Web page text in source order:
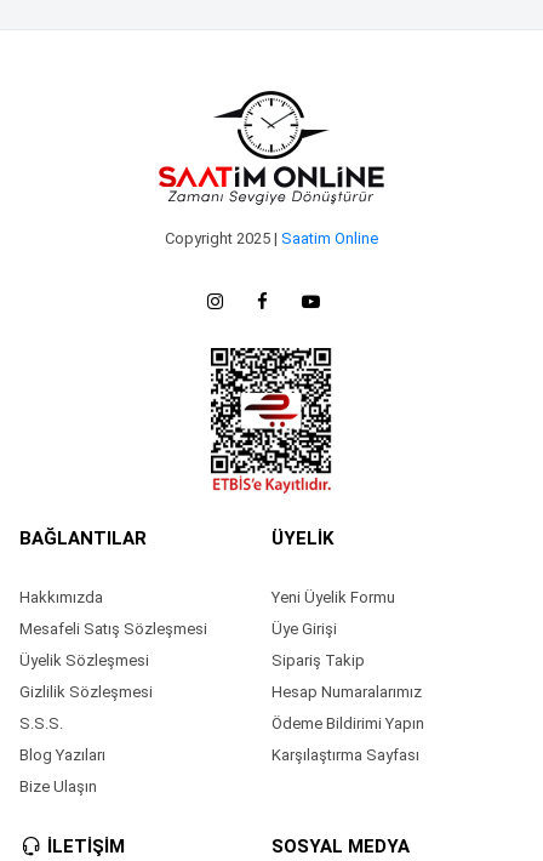
Copyright 2025 | Saatim Online
BAĞLANTILAR
Hakkımızda
Mesafeli Satış Sözleşmesi
Üyelik Sözleşmesi
Gizlilik Sözleşmesi
S.S.S.
Blog Yazıları
Bize Ulaşın
ÜYELİK
Yeni Üyelik Formu
Üye Girişi
Sipariş Takip
Hesap Numaralarımız
Ödeme Bildirimi Yapın
Karşılaştırma Sayfası
İLETİŞİM SOSYAL MEDYA